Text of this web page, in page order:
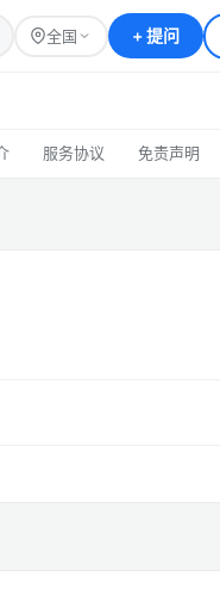
全国 +提问
服务协议 免责声明